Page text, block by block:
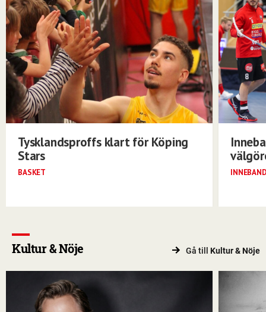
Tysklandsproffs klart för Köping
Stars
BASKET
Kultur & Nöje Gå till Kultur & Nöje